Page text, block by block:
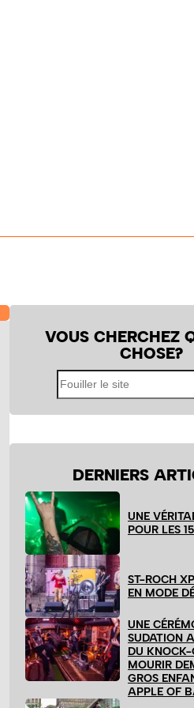
VOUS CHERCHEZ
CHOSE?
Fouiller
le
site
DERNIERS
UNE
POUR LES
ST-ROCH
EN MODE
UNE
SUDATION
DU
MOURIR
GROS
APPLE OF